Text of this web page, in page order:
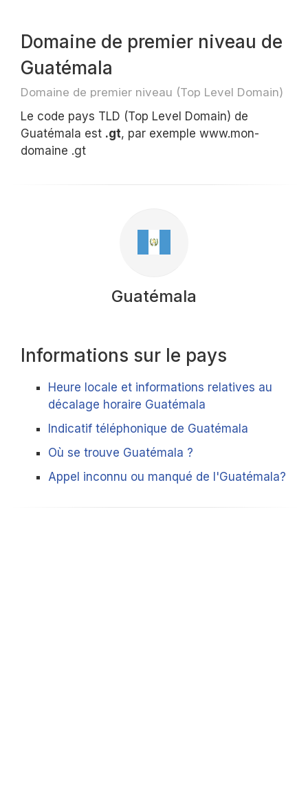
Domaine de premier niveau de
Guatémala
Domaine de premier niveau (Top Level Domain)
Le code pays TLD (Top Level Domain) de
Guatémala est .gt, par exemple www.mon-
domaine .gt
Guatémala
Informations sur le pays
Heure locale et informations relatives au
décalage horaire Guatémala
Indicatif téléphonique de Guatémala
Où se trouve Guatémala ?
Appel inconnu ou manqué de l'Guatémala?